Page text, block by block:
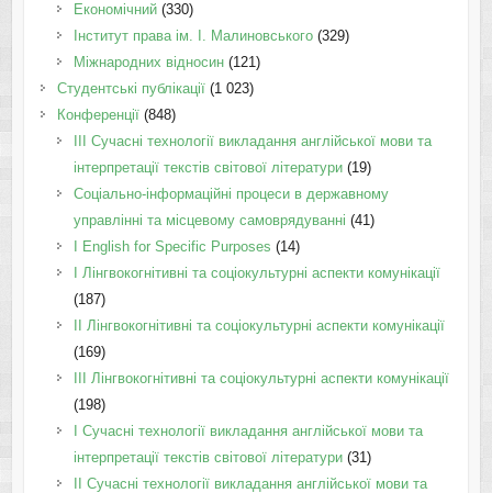
Економічний(330)
Інститут права ім. І. Малиновського(329)
Міжнародних відносин(121)
Студентські публікації(1 023)
Конференції(848)
III Сучасні технології викладання англійської мови та
інтерпретації текстів світової літератури(19)
Соціально-інформаційні процеси в державному
управлінні та місцевому самоврядуванні (41)
І English for Specific Purposes (14)
I Лінгвокогнітивні та соціокультурні аспекти комунікації
(187)
IІ Лінгвокогнітивні та соціокультурні аспекти комунікації
(169)
IІI Лінгвокогнітивні та соціокультурні аспекти комунікації
(198)
I Cучасні технології викладання англійської мови та
інтерпретації текстів світової літератури(31)
II Cучасні технології викладання англійської мови та